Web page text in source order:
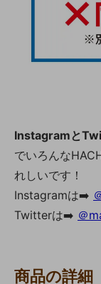
Instagramと
でいろんな
れしいです！
Instagramは➡️
Twitterは➡️ ＠
商品の詳細